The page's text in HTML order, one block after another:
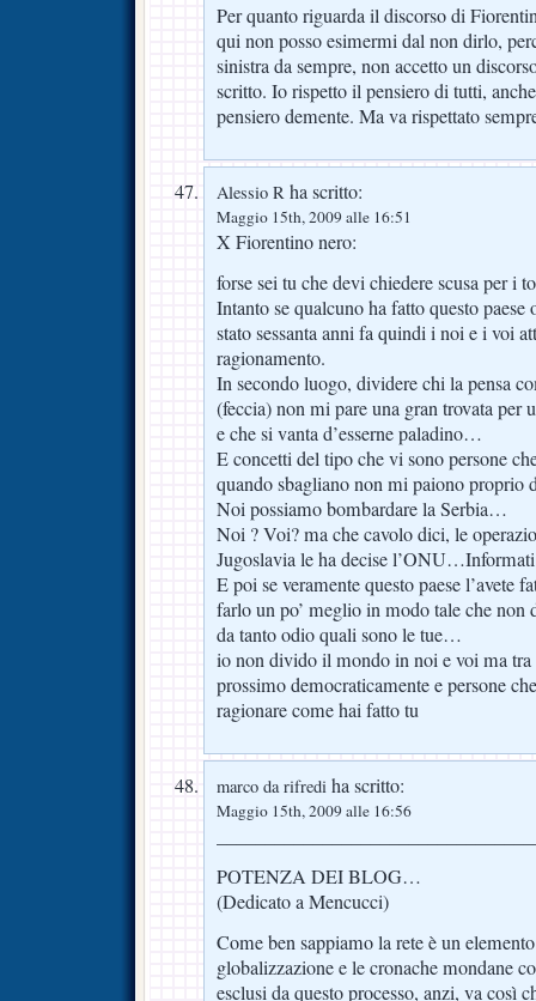
Per quanto riguarda il discorso di
qui non posso esimermi dal non dirlo,
sinistra da sempre, non accetto un
scritto. Io rispetto il pensiero di tutti,
pensiero demente. Ma va rispettato
Alessio R ha scritto:
Maggio 15th, 2009 alle 16:51
X Fiorentino nero:
forse sei tu che devi chiedere scusa per i
Intanto se qualcuno ha fatto questo
stato sessanta anni fa quindi i noi e i voi
ragionamento.
In secondo luogo, dividere chi la pensa
(feccia) non mi pare una gran trovata per
e che si vanta d’esserne paladino…
E concetti del tipo che vi sono persone
quando sbagliano non mi paiono
Noi possiamo bombardare la Serbia…
Noi ? Voi? ma che cavolo dici, le
Jugoslavia le ha decise
E poi se veramente questo paese l’avete
farlo un po’ meglio in modo tale che non
da tanto odio quali sono le tue…
io non divido il mondo in noi e voi ma tra
prossimo democraticamente e persone
ragionare come hai fatto tu
marco da rifredi ha scritto:
Maggio 15th, 2009 alle 16:56
POTENZA DEI BLOG…
(Dedicato a Mencucci)
Come ben sappiamo la rete è un
globalizzazione e le cronache mondane
esclusi da questo processo, anzi, va così